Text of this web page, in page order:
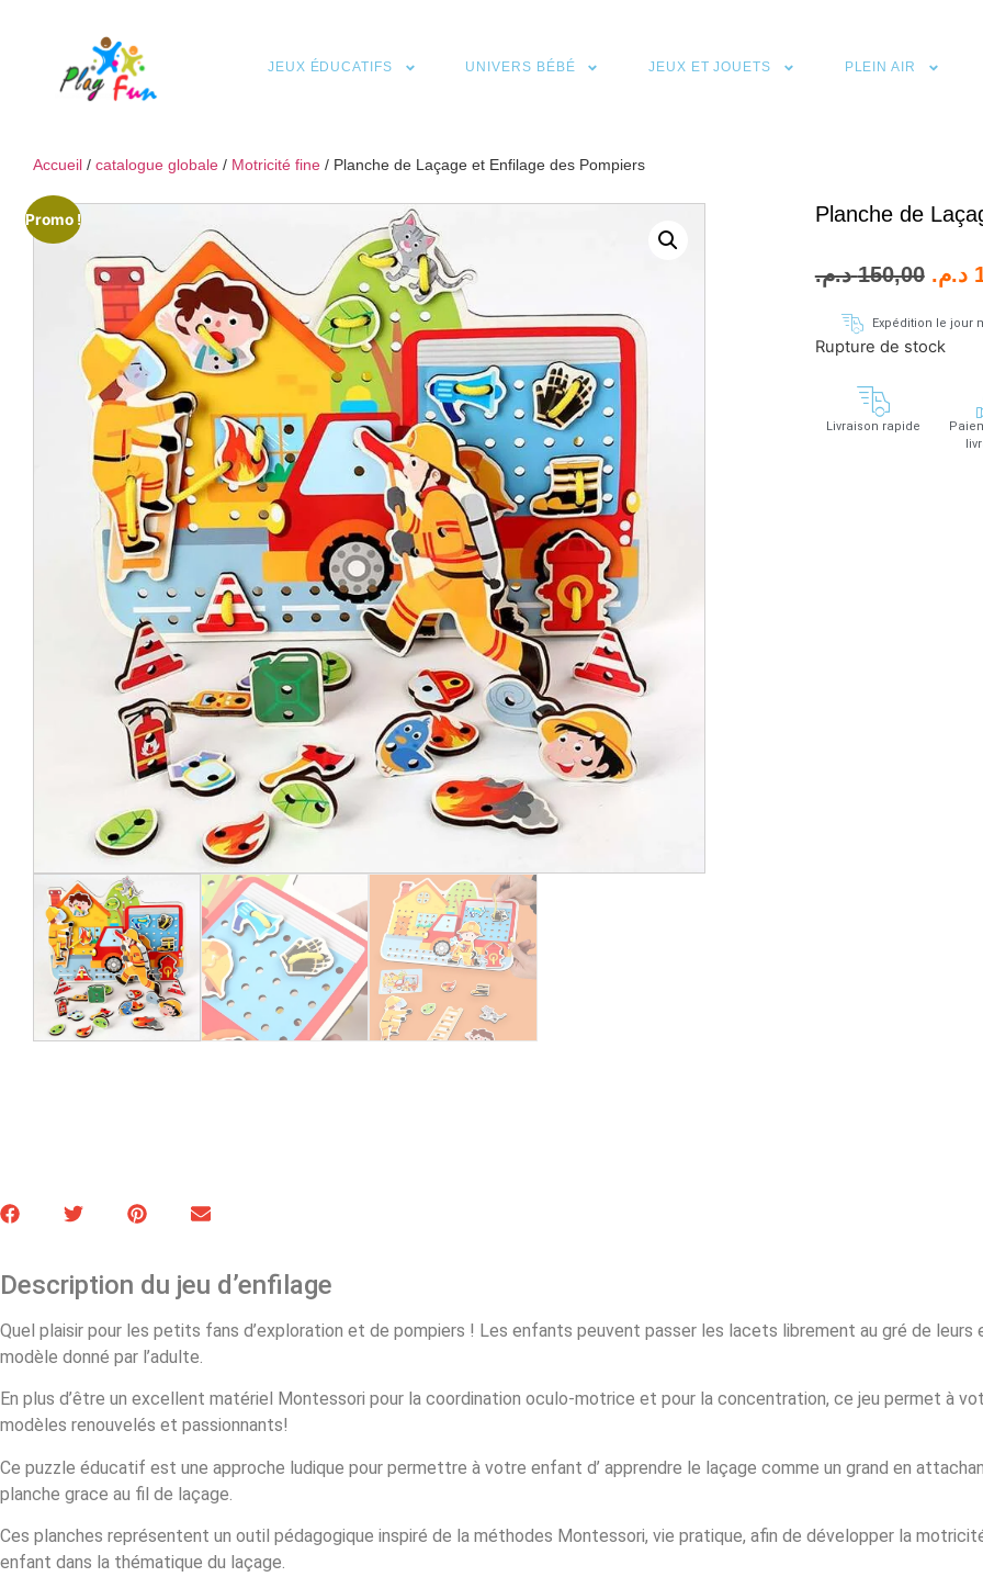
JEUX ÉDUCATIFS UNIVERS BÉBÉ JEUX ET JOUETS PLEIN AIR
Accueil / catalogue globale / Motricité fine / Planche de Laçage et Enfilage des Pompiers
Promo ! Planche de
150,00 د.م. د.م.
Expédition le jour
Rupture de stock
Livraison rapide
Description du jeu d’enfilage
Quel plaisir pour les petits fans d’exploration et de pompiers ! Les enfants peuvent passer les lacets librement au gré de leurs
modèle donné par l’adulte.
En plus d’être un excellent matériel Montessori pour la coordination oculo-motrice et pour la concentration, ce jeu permet à
modèles renouvelés et passionnants!
Ce puzzle éducatif est une approche ludique pour permettre à votre enfant d’ apprendre le laçage comme un grand en
planche grace au fil de laçage.
Ces planches représentent un outil pédagogique inspiré de la méthodes Montessori, vie pratique, afin de développer la
enfant dans la thématique du laçage.